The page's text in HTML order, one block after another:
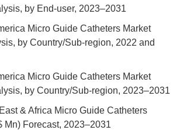
by End-user, 2023–2031
Micro Guide Catheters Market
by Country/Sub-region, 2022 and
Micro Guide Catheters Market
by Country/Sub-region, 2023–2031
& Africa Micro Guide Catheters
Mn) Forecast, 2023–2031